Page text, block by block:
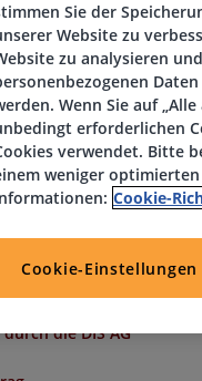
Financial Services
im Bereich
Geschäfts- und
wir im Rahmen der
w/d).
Sie sich jetzt!
die DIS AG
Sie der
Website zu
zu analysieren
Wenn Sie auf
erforderlichen
verwendet. Bitte
weniger
Cookie-
Cookie-Einstellungen